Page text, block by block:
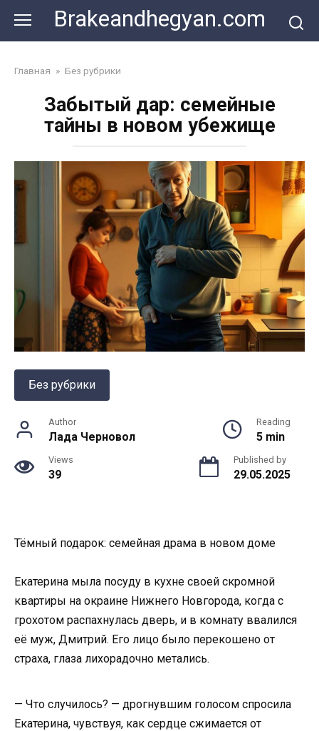
content
Brakeandhegyan.com
Главная » Без рубрики
Забытый дар: семейные
тайны в новом убежище
Без рубрики
Author
Лада Черновол
Reading
5 min
Views
39
Published by
29.05.2025
Тёмный подарок: семейная драма в новом доме
Екатерина мыла посуду в кухне своей скромной
квартиры на окраине Нижнего Новгорода, когда с
грохотом распахнулась дверь, и в комнату ввалился
её муж, Дмитрий. Его лицо было перекошено от
страха, глаза лихорадочно метались.
— Что случилось? — дрогнувшим голосом спросила
Екатерина, чувствуя, как сердце сжимается от